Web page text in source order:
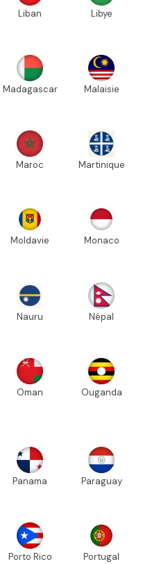
Liban Libye
Madagascar Malaisie
Maroc Martinique
Moldavie Monaco
Nauru Népal
Oman Ouganda
Panama Paraguay
Porto Rico Portugal